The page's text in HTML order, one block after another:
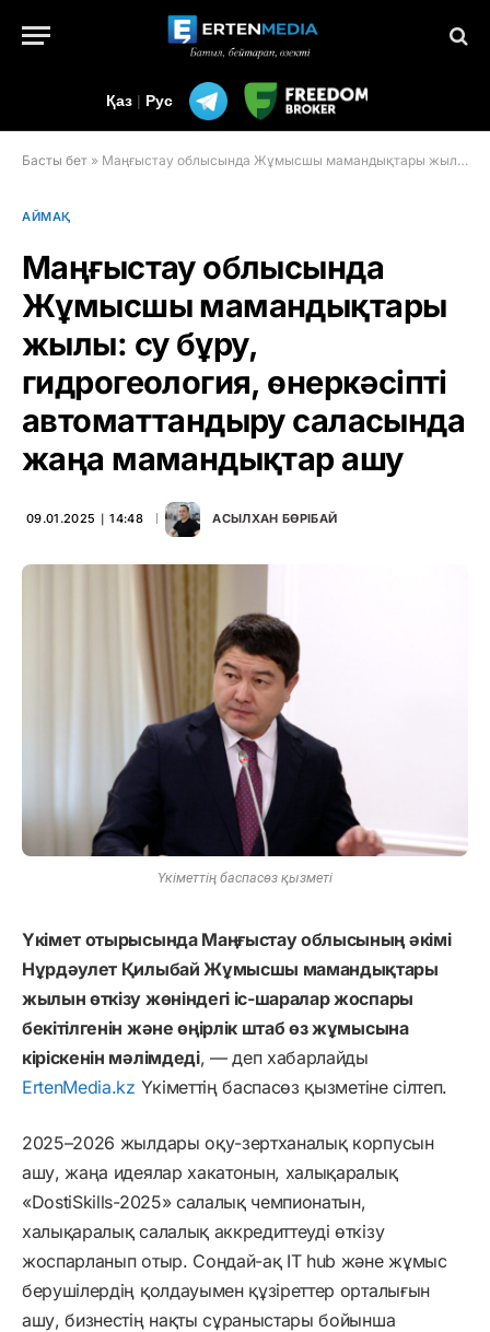
Қаз | Рус
Басты бет » Маңғыстау облысында Жұмысшы мамандықтары жылы: су бұру, гидрогеология, өнеркәсіпті автоматтандыру саласында жаңа мамандықтар ашу
АЙМАҚ
Маңғыстау облысында
Жұмысшы мамандықтары
жылы: су бұру,
гидрогеология, өнеркәсіпті
автоматтандыру саласында
жаңа мамандықтар ашу
09.01.2025 ∣ 14:48 АСЫЛХАН БӨРІБАЙ
Үкіметтің баспасөз қызметі
Үкімет отырысында Маңғыстау облысының әкімі
Нұрдәулет Қилыбай Жұмысшы мамандықтары
жылын өткізу жөніндегі іс-шаралар жоспары
бекітілгенін және өңірлік штаб өз жұмысына
кіріскенін мәлімдеді, — деп хабарлайды
ErtenMedia.kz Үкіметтің баспасөз қызметіне сілтеп.
2025–2026 жылдары оқу-зертханалық корпусын
ашу, жаңа идеялар хакатонын, халықаралық
«DostiSkills-2025» салалық чемпионатын,
халықаралық салалық аккредиттеуді өткізу
жоспарланып отыр. Сондай-ақ ІТ hub және жұмыс
берушілердің қолдауымен құзіреттер орталығын
ашу, бизнестің нақты сұраныстары бойынша